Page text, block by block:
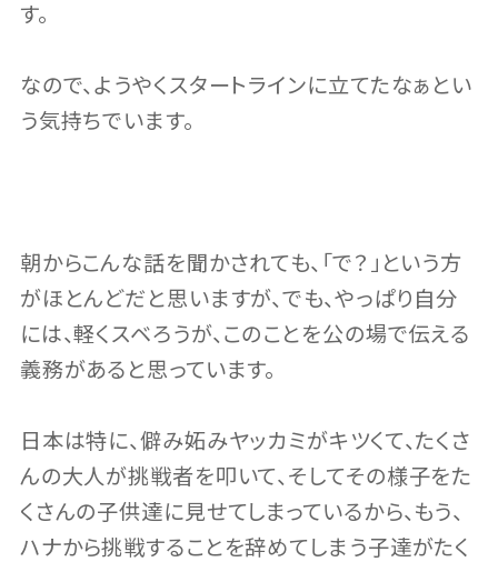
す。
なので、ようやくスタートラインに立てたなぁとい
う気持ちでいます。
朝からこんな話を聞かされても、「で？」という方
がほとんどだと思いますが、でも、やっぱり自分
には、軽くスベろうが、このことを公の場で伝える
義務があると思っています。
日本は特に、僻み妬みヤッカミがキツくて、たくさ
んの大人が挑戦者を叩いて、そしてその様子をた
くさんの子供達に見せてしまっているから、もう、
ハナから挑戦することを辞めてしまう子達がたく